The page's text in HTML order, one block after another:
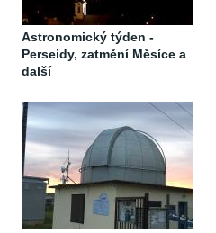
Astronomický týden -
Perseidy, zatmění Měsíce a
další